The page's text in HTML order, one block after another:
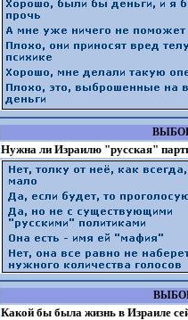
Нужна ли Израилю "русская"
Какой бы была жизнь в Израиле